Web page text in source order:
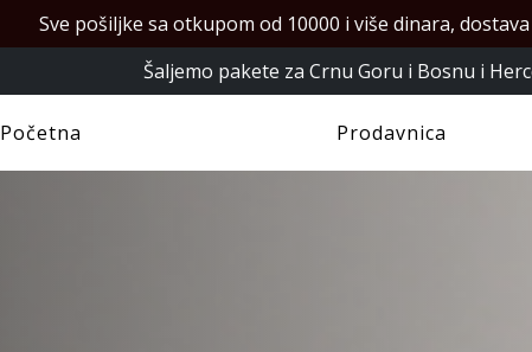
Sve pošiljke sa otkupom od 10000 i više dinara,
Šaljemo pakete za Crnu Goru i Bosnu i
Početna Prodavnica